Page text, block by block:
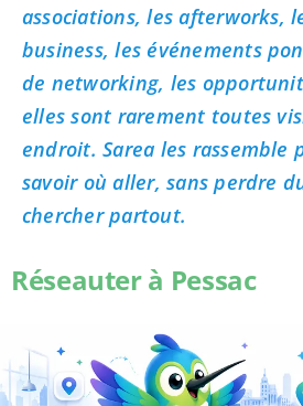
associations, les afterworks,
business, les événements
de networking, les
elles sont rarement toutes
endroit. Sarea les rassemble
savoir où aller, sans perdre
chercher partout.
Réseauter à Pessac